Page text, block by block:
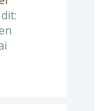
dit: